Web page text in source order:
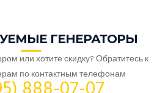
ГЕНЕРАТОРЫ
или хотите скидку? Обратитесь к
по контактным телефонам